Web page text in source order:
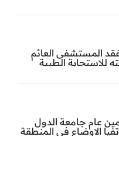
المستشفى العائم
للاستجابة الطبية
عام جامعة الدول
الاوضاع في المنطقة